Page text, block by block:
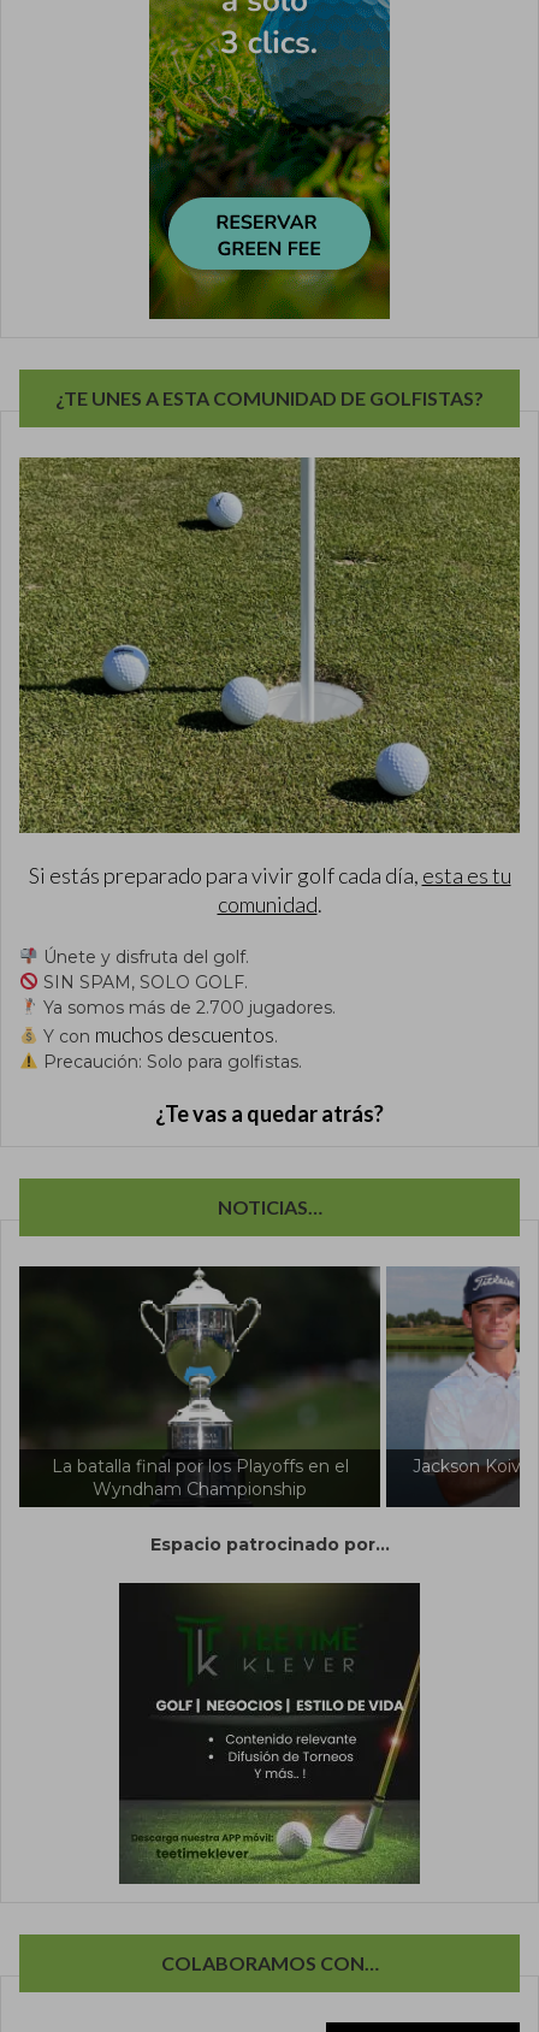
¿TE UNES A ESTA COMUNIDAD DE GOLFISTAS?
Si estás preparado para vivir golf cada día, esta es tu
comunidad.
Únete y disfruta del golf.
SIN SPAM, SOLO GOLF.
Ya somos más de 2.700 jugadores.
Y con muchos descuentos.
Precaución: Solo para golfistas.
¿Te vas a quedar atrás?
NOTICIAS…
Playoffs en el
Jackson Koivun sacude al mundo del
Espacio patrocinado por...
COLABORAMOS CON…